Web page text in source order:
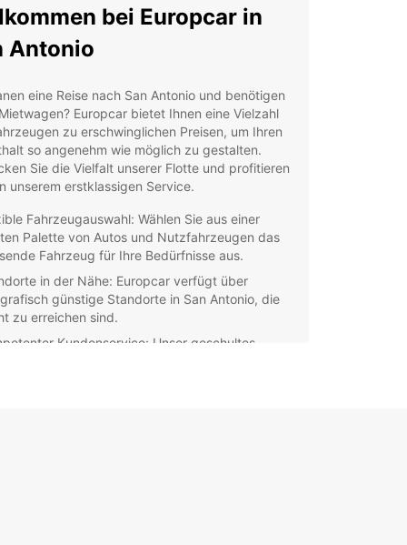
bei Europcar in
Antonio
eine Reise nach San Antonio und benötigen
Europcar bietet Ihnen eine Vielzahl
zu erschwinglichen Preisen, um Ihren
so angenehm wie möglich zu gestalten.
Sie die Vielfalt unserer Flotte und profitieren
unserem erstklassigen Service.
Fahrzeugauswahl: Wählen Sie aus einer
Palette von Autos und Nutzfahrzeugen das
Fahrzeug für Ihre Bedürfnisse aus.
in der Nähe: Europcar verfügt über
günstige Standorte in San Antonio, die
zu erreichen sind.
Kundenservice: Unser geschultes